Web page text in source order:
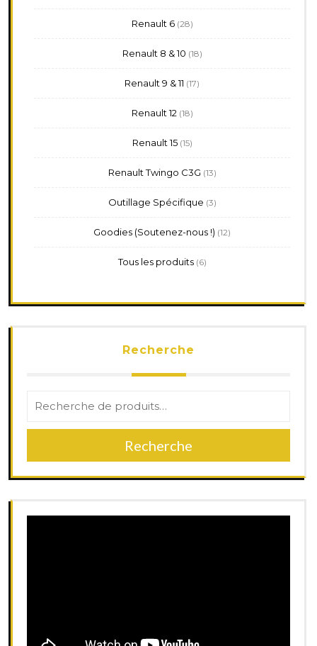
Renault 6 2828
Renault 8 & 10 1818
Renault 9 & 11 1717
Renault 12 1818
Renault 15 1515
Renault Twingo C3G 1313
Outillage Spécifique 33
Goodies (Soutenez-nous !) 1212
Tous les produits 66
Recherche
Recherche